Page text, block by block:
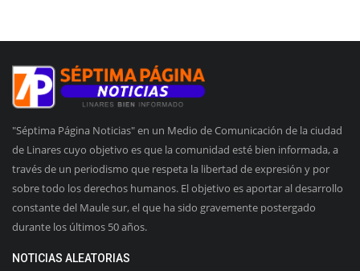
"Séptima Página Noticias" en un Medio de Comunicación de la ciudad
de Linares cuyo objetivo es que la comunidad esté bien informada, a
través de un periodismo que respeta la libertad de expresión y por
sobre todo los derechos humanos. El objetivo es aportar al desarrollo
constante del Maule sur, el que ha sido gravemente postergado
durante los últimos 50 años.
NOTICIAS ALEATORIAS